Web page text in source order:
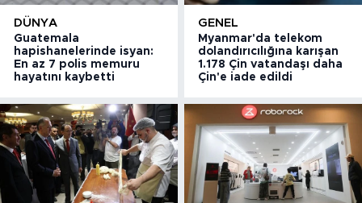
DÜNYA
Guatemala
hapishanelerinde isyan:
En az 7 polis memuru
hayatını kaybetti
GENEL
Myanmar'da telekom
dolandırıcılığına karışan
1.178 Çin vatandaşı daha
Çin'e iade edildi